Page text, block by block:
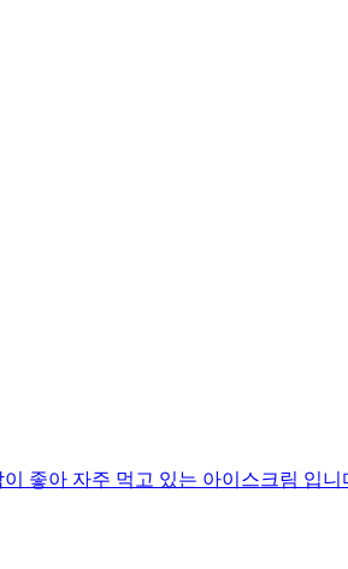
좋아 자주 먹고 있는 아이스크림 입